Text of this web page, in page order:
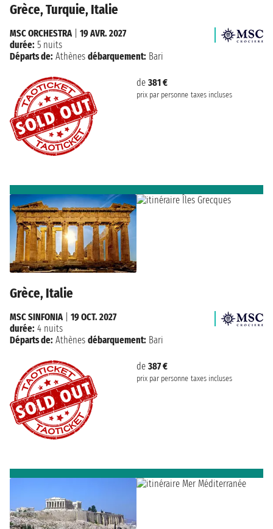
Grèce, Turquie, Italie
de 381 €
prix par personne taxes incluses
MSC ORCHESTRA
19 AVR. 2027
durée: 5 nuits
Départs de: Athènes débarquement: Bari
Grèce, Italie
de 387 €
prix par personne taxes incluses
MSC SINFONIA| 19 OCT. 2027
durée: 4 nuits
Départs de: Athènes débarquement: Bari